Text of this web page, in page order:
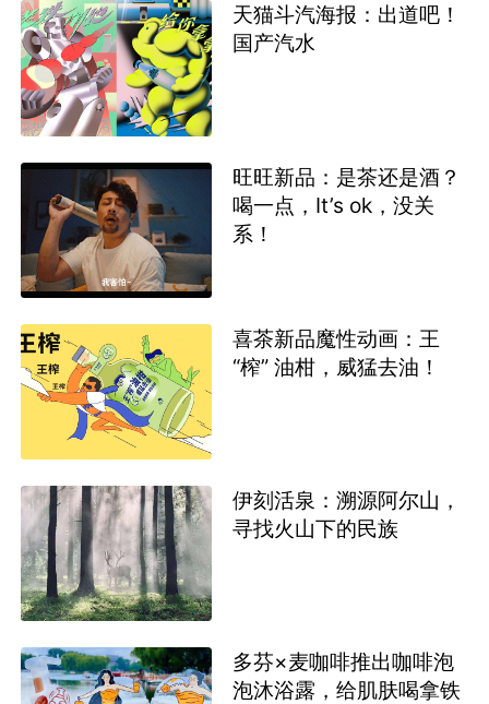
天猫斗汽海报：出道吧！
国产汽水
旺旺新品：是茶还是酒？
喝一点，It’s ok，没关
系！
喜茶新品魔性动画：王
“榨” 油柑，威猛去油！
伊刻活泉：溯源阿尔山，
寻找火山下的民族
多芬×麦咖啡推出咖啡泡
泡沐浴露，给肌肤喝拿铁